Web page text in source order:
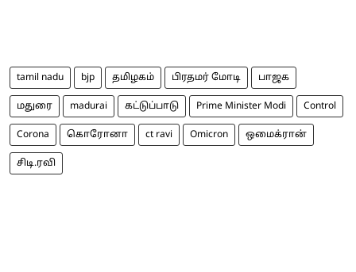
tamil nadu bjp தமிழகம் பிரதமர் மோடி பாஜக
மதுரை madurai கட்டுப்பாடு Prime Minister Modi Control
Corona கொரோனா ct ravi Omicron ஒமைக்ரான்
சிடி.ரவி